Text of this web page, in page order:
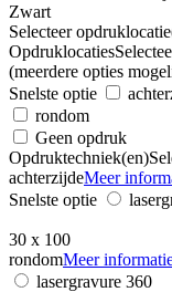
Zwart
Selecteer
Opdruklocaties
(meerdere opties
Snelste optie
rondom
Geen opdruk
Opdruktechniek(en)
achterzijdeMeer
Snelste optie
30 x 100
rondomMeer
lasergravure 360